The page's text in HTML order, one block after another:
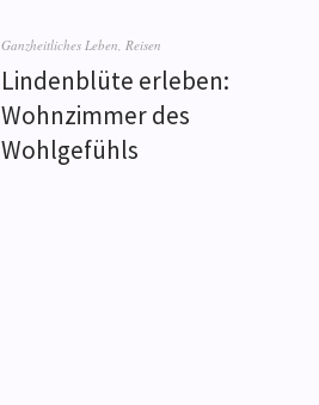
Ganzheitliches Leben,Reisen
Lindenblüte erleben:
Wohnzimmer des
Wohlgefühls